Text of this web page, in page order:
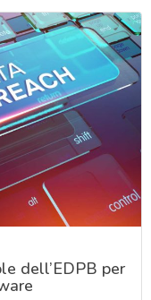
dell’EDPB per